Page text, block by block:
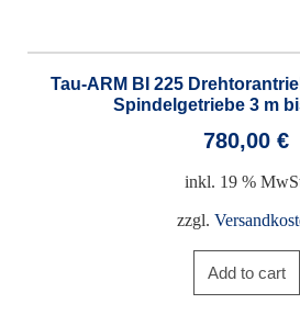
Tau-ARM BI 225
Spindelgetriebe 3 m
780,00 €
inkl. 19 %
zzgl.
Add to cart